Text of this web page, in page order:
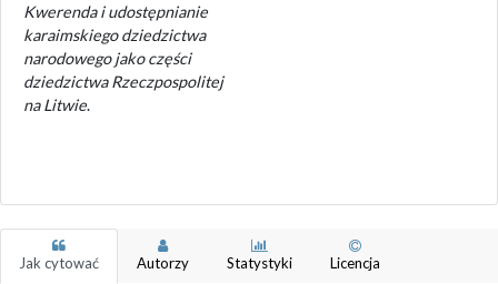
Kwerenda i udostępnianie
karaimskiego dziedzictwa
narodowego jako części
dziedzictwa Rzeczpospolitej
na Litwie.
Jak cytować Autorzy Statystyki Licencja